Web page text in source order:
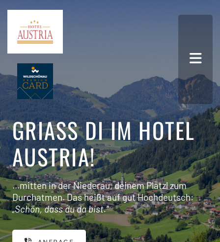
GRIASS DI IM HOTEL A
USTRIA!
...mitten in der Niederau, deinem Platzl zum
Durchatmen. Das heißt auf gut Hochdeutsch:
„Schön, dass du da bist.“